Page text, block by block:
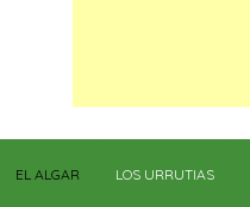
EL ALGAR LOS URRUTIAS